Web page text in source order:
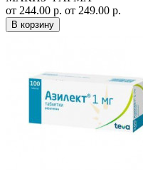
от 244.00 р. от 249.00 р.
В корзину